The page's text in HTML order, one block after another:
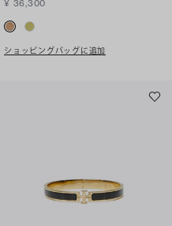
¥ 36,300
ショッピングバッグに追加